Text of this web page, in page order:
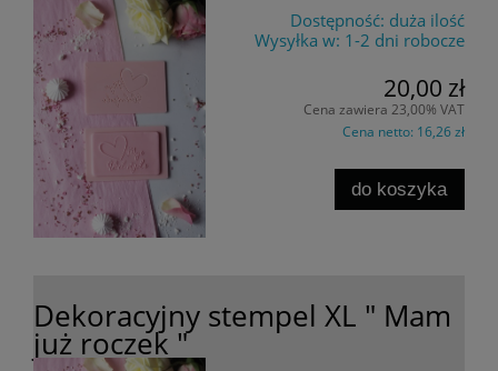
Dostępność: duża ilość
Wysyłka w: 1-2 dni robocze
20,00 zł
Cena zawiera 23,00% VAT
Cena netto: 16,26 zł
do koszyka
Dekoracyjny stempel XL " Mam
już roczek "